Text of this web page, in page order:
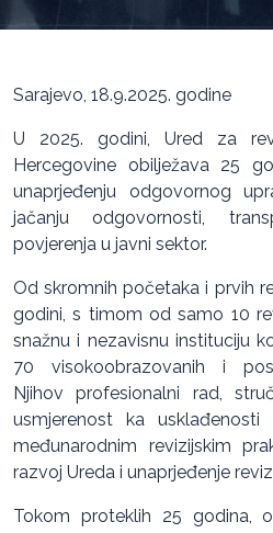
Sarajevo, 18.9.2025. godine
U 2025. godini, Ured za
Hercegovine obilježava 25
unaprjeđenju odgovornog
jačanju odgovornosti,
povjerenja u javni sektor.
Od skromnih početaka i prvih
godini, s timom od samo 10
snažnu i nezavisnu instituciju
70 visokoobrazovanih i
Njihov profesionalni rad,
usmjerenost ka
međunarodnim revizijskim
razvoj Ureda i unaprjeđenje
Tokom proteklih 25 godina,